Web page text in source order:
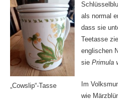
„Cowslip“-Tasse
als normal
dass sie
Teetasse
englischen
sie Primula
Im
wie